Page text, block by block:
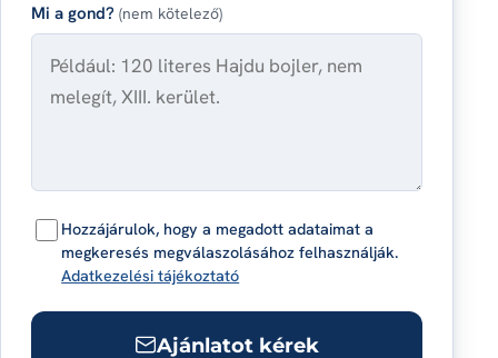
Mi a gond?(nem kötelező)
Hozzájárulok, hogy a megadott adataimat a
megkeresés megválaszolásához felhasználják.
Adatkezelési tájékoztató
Ajánlatot kérek